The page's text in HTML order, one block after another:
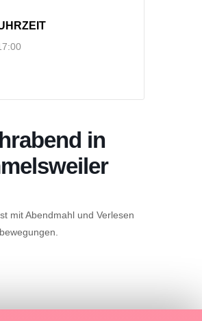
in
mit Abendmahl und Verlesen